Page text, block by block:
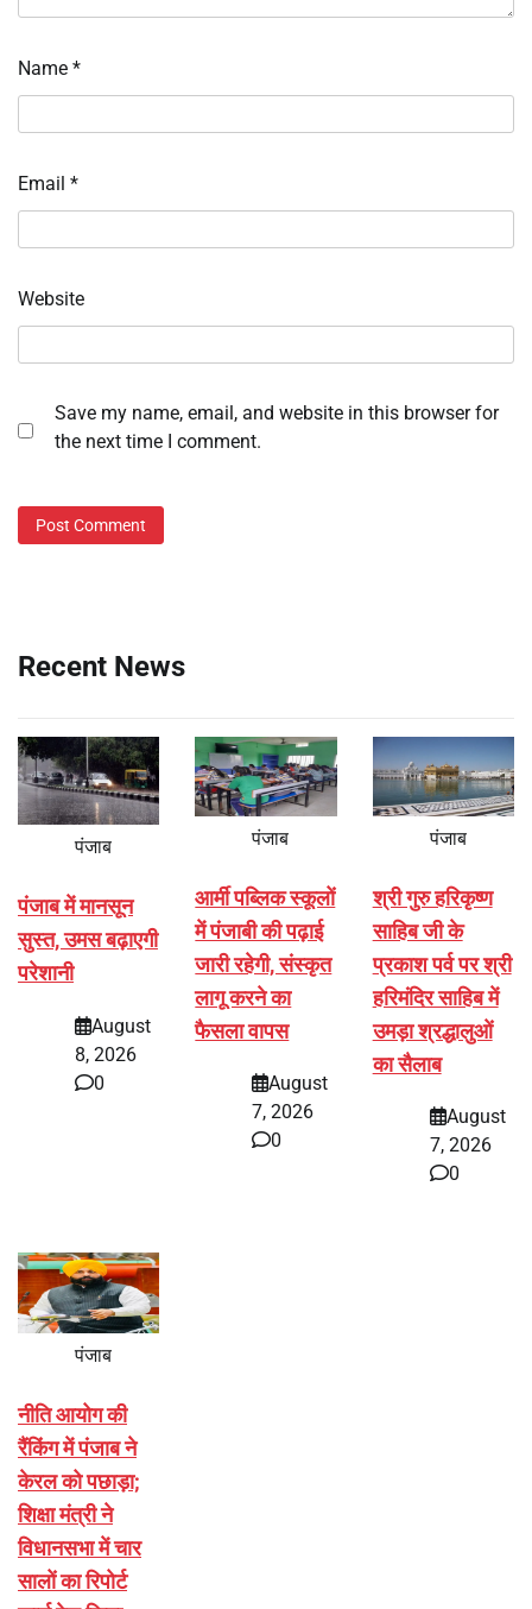
Name *
Email *
Website
Save my name, email, and website in this browser for
the next time I comment.
Recent News
पंजाब
पंजाब में मानसून
सुस्त, उमस बढ़ाएगी
परेशानी
August
8, 2026
0
पंजाब
आर्मी पब्लिक स्कूलों
में पंजाबी की पढ़ाई
जारी रहेगी, संस्कृत
लागू करने का
फैसला वापस
August
7, 2026
0
पंजाब
श्री गुरु हरिकृष्ण
साहिब जी के
प्रकाश पर्व पर श्री
हरिमंदिर साहिब में
उमड़ा श्रद्धालुओं
का सैलाब
August
7, 2026
0
पंजाब
नीति आयोग की
रैंकिंग में पंजाब ने
केरल को पछाड़ा;
शिक्षा मंत्री ने
विधानसभा में चार
सालों का रिपोर्ट